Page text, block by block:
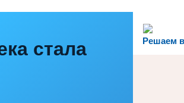
Решаем
стала